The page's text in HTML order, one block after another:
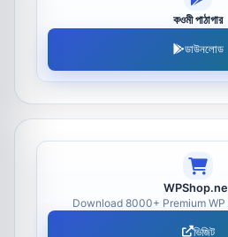
কওমী পাঠাগার
ডাউনলোড
Download 8000+ Premium
ভিজিট